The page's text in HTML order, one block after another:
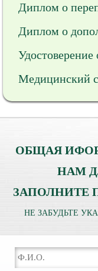
Диплом о
Диплом о
Медицинский
ОБЩАЯ
НАМ
ЗАПОЛНИТЕ
НЕ ЗАБУДЬТЕ